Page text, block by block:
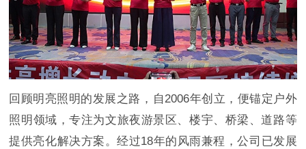
回顾明亮照明的发展之路，自2006年创立，便锚定户外
照明领域，专注为文旅夜游景区、楼宇、桥梁、道路等
提供亮化解决方案。经过18年的风雨兼程，公司已发展